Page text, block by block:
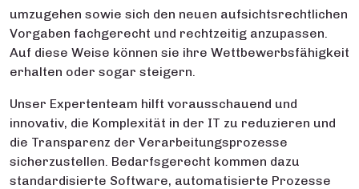
umzugehen sowie sich den neuen aufsichtsrechtlichen
Vorgaben fachgerecht und rechtzeitig anzupassen.
Auf diese Weise können sie ihre Wettbewerbsfähigkeit
erhalten oder sogar steigern.
Unser Expertenteam hilft vorausschauend und
innovativ, die Komplexität in der IT zu reduzieren und
die Transparenz der Verarbeitungsprozesse
sicherzustellen. Bedarfsgerecht kommen dazu
standardisierte Software, automatisierte Prozesse